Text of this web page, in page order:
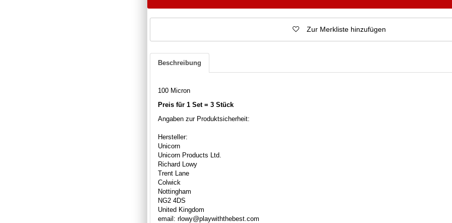
Zur Merkliste hinzufügen
Beschreibung
100 Micron
Preis für 1 Set = 3 Stück
Angaben zur Produktsicherheit:
Hersteller:
Unicorn
Unicorn Products Ltd.
Richard Lowy
Trent Lane
Colwick
Nottingham
NG2 4DS
United Kingdom
email: rlowy@playwiththebest.com